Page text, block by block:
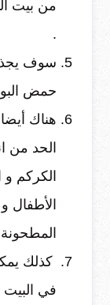
من بيت
.
سوف
حمض
هناك
الحد من
الكركم و
الأطفال
المطحونة
كذلك
في